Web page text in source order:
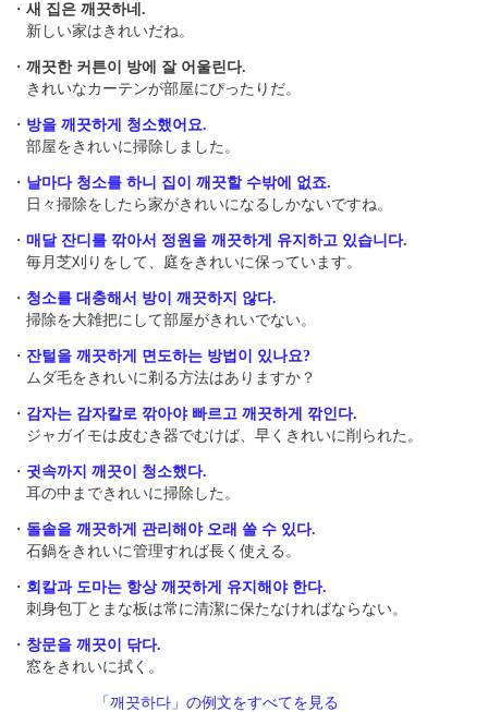
・ 새 집은 깨끗하네.
新しい家はきれいだね。
・ 깨끗한 커튼이 방에 잘 어울린다.
きれいなカーテンが部屋にぴったりだ。
・ 방을 깨끗하게 청소했어요.
部屋をきれいに掃除しました。
・ 날마다 청소를 하니 집이 깨끗할 수밖에 없죠.
日々掃除をしたら家がきれいになるしかないですね。
・ 매달 잔디를 깎아서 정원을 깨끗하게 유지하고 있습니다.
毎月芝刈りをして、庭をきれいに保っています。
・ 청소를 대충해서 방이 깨끗하지 않다.
掃除を大雑把にして部屋がきれいでない。
・ 잔털을 깨끗하게 면도하는 방법이 있나요?
ムダ毛をきれいに剃る方法はありますか？
・ 감자는 감자칼로 깎아야 빠르고 깨끗하게 깎인다.
ジャガイモは皮むき器でむけば、早くきれいに削られた。
・ 귓속까지 깨끗이 청소했다.
耳の中まできれいに掃除した。
・ 돌솥을 깨끗하게 관리해야 오래 쓸 수 있다.
石鍋をきれいに管理すれば長く使える。
・ 회칼과 도마는 항상 깨끗하게 유지해야 한다.
刺身包丁とまな板は常に清潔に保たなければならない。
・ 창문을 깨끗이 닦다.
窓をきれいに拭く。
「깨끗하다」の例文をすべてを見る